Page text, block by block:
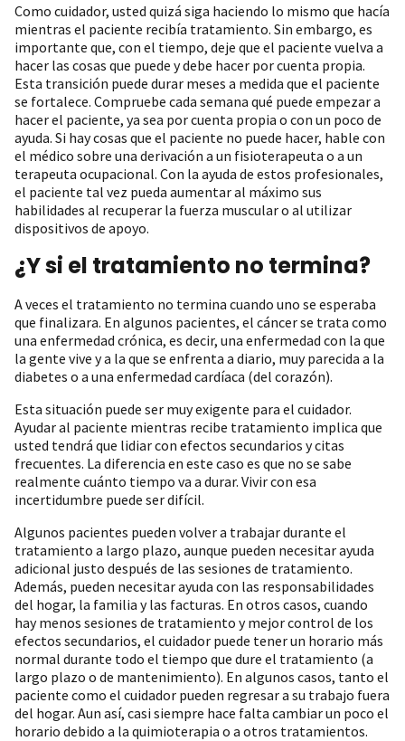
Como cuidador, usted quizá siga haciendo lo mismo que hacía
mientras el paciente recibía tratamiento. Sin embargo, es
importante que, con el tiempo, deje que el paciente vuelva a
hacer las cosas que puede y debe hacer por cuenta propia.
Esta transición puede durar meses a medida que el paciente
se fortalece. Compruebe cada semana qué puede empezar a
hacer el paciente, ya sea por cuenta propia o con un poco de
ayuda. Si hay cosas que el paciente no puede hacer, hable con
el médico sobre una derivación a un fisioterapeuta o a un
terapeuta ocupacional. Con la ayuda de estos profesionales,
el paciente tal vez pueda aumentar al máximo sus
habilidades al recuperar la fuerza muscular o al utilizar
dispositivos de apoyo.
¿Y si el tratamiento no termina?
A veces el tratamiento no termina cuando uno se esperaba
que finalizara. En algunos pacientes, el cáncer se trata como
una enfermedad crónica, es decir, una enfermedad con la que
la gente vive y a la que se enfrenta a diario, muy parecida a la
diabetes o a una enfermedad cardíaca (del corazón).
Esta situación puede ser muy exigente para el cuidador.
Ayudar al paciente mientras recibe tratamiento implica que
usted tendrá que lidiar con efectos secundarios y citas
frecuentes. La diferencia en este caso es que no se sabe
realmente cuánto tiempo va a durar. Vivir con esa
incertidumbre puede ser difícil.
Algunos pacientes pueden volver a trabajar durante el
tratamiento a largo plazo, aunque pueden necesitar ayuda
adicional justo después de las sesiones de tratamiento.
Además, pueden necesitar ayuda con las responsabilidades
del hogar, la familia y las facturas. En otros casos, cuando
hay menos sesiones de tratamiento y mejor control de los
efectos secundarios, el cuidador puede tener un horario más
normal durante todo el tiempo que dure el tratamiento (a
largo plazo o de mantenimiento). En algunos casos, tanto el
paciente como el cuidador pueden regresar a su trabajo fuera
del hogar. Aun así, casi siempre hace falta cambiar un poco el
horario debido a la quimioterapia o a otros tratamientos.